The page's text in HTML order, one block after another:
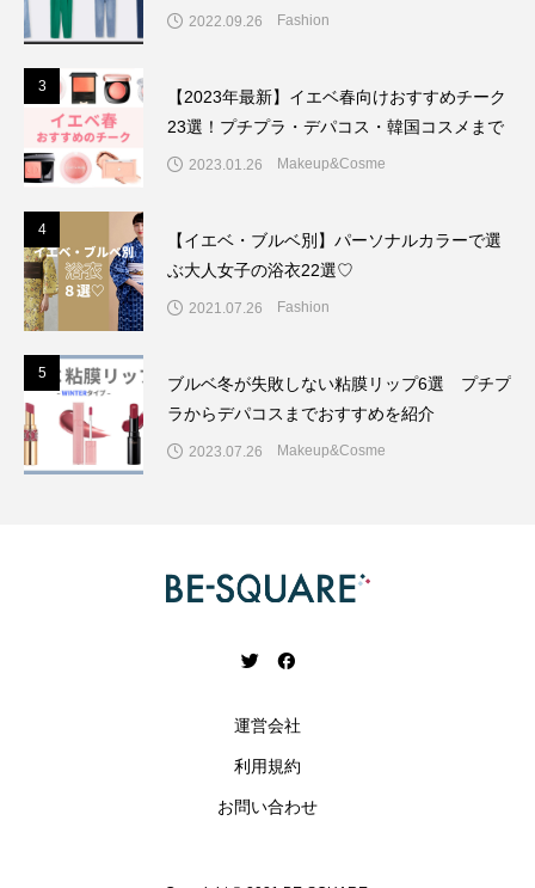
2022.09.26 Fashion
3
【2023年最新】イエベ春向けおすすめチーク
23選！プチプラ・デパコス・韓国コスメまで
2023.01.26 Makeup&Cosme
4
【イエベ・ブルベ別】パーソナルカラーで選
ぶ大人女子の浴衣22選♡
2021.07.26 Fashion
5
ブルベ冬が失敗しない粘膜リップ6選 プチプ
ラからデパコスまでおすすめを紹介
2023.07.26 Makeup&Cosme
運営会社
利用規約
お問い合わせ